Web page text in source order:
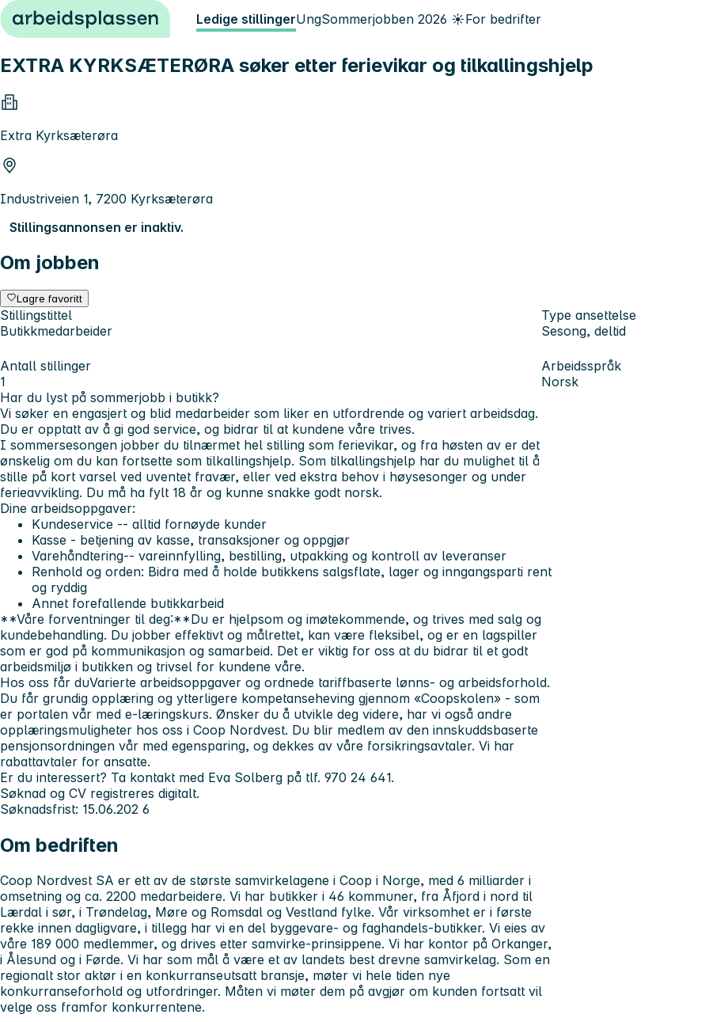
Hopp til innhold Ledige stillingerUngSommerjobben 2026 ☀️For bedrifter
EXTRA KYRKSÆTERØRA søker etter ferievikar og tilkallingshjelp
Extra Kyrksæterøra
Industriveien 1, 7200 Kyrksæterøra
Stillingsannonsen er inaktiv.
Om jobben
Lagre favoritt
Stillingstittel
Butikkmedarbeider
Type ansettelse
Sesong, deltid
Antall stillinger
1
Arbeidsspråk
Norsk
Har du lyst på sommerjobb i butikk?
Vi søker en engasjert og blid medarbeider som liker en utfordrende og variert arbeidsdag.
Du er opptatt av å gi god service, og bidrar til at kundene våre trives.
I sommersesongen jobber du tilnærmet hel stilling som ferievikar, og fra høsten av er det
ønskelig om du kan fortsette som tilkallingshjelp. Som tilkallingshjelp har du mulighet til å
stille på kort varsel ved uventet fravær, eller ved ekstra behov i høysesonger og under
ferieavvikling. Du må ha fylt 18 år og kunne snakke godt norsk.
Dine arbeidsoppgaver:
Kundeservice -- alltid fornøyde kunder
Kasse - betjening av kasse, transaksjoner og oppgjør
Varehåndtering-- vareinnfylling, bestilling, utpakking og kontroll av leveranser
Renhold og orden: Bidra med å holde butikkens salgsflate, lager og inngangsparti rent
og ryddig
Annet forefallende butikkarbeid
**Våre forventninger til deg:**Du er hjelpsom og imøtekommende, og trives med salg og
kundebehandling. Du jobber effektivt og målrettet, kan være fleksibel, og er en lagspiller
som er god på kommunikasjon og samarbeid. Det er viktig for oss at du bidrar til et godt
arbeidsmiljø i butikken og trivsel for kundene våre.
Hos oss får duVarierte arbeidsoppgaver og ordnede tariffbaserte lønns- og arbeidsforhold.
Du får grundig opplæring og ytterligere kompetanseheving gjennom «Coopskolen» - som
er portalen vår med e-læringskurs. Ønsker du å utvikle deg videre, har vi også andre
opplæringsmuligheter hos oss i Coop Nordvest. Du blir medlem av den innskuddsbaserte
pensjonsordningen vår med egensparing, og dekkes av våre forsikringsavtaler. Vi har
rabattavtaler for ansatte.
Er du interessert? Ta kontakt med Eva Solberg på tlf. 970 24 641.
Søknad og CV registreres digitalt.
Søknadsfrist: 15.06.202 6
Om bedriften
Coop Nordvest SA er ett av de største samvirkelagene i Coop i Norge, med 6 milliarder i
omsetning og ca. 2200 medarbeidere. Vi har butikker i 46 kommuner, fra Åfjord i nord til
Lærdal i sør, i Trøndelag, Møre og Romsdal og Vestland fylke. Vår virksomhet er i første
rekke innen dagligvare, i tillegg har vi en del byggevare- og faghandels-butikker. Vi eies av
våre 189 000 medlemmer, og drives etter samvirke-prinsippene. Vi har kontor på Orkanger,
i Ålesund og i Førde. Vi har som mål å være et av landets best drevne samvirkelag. Som en
regionalt stor aktør i en konkurranseutsatt bransje, møter vi hele tiden nye
konkurranseforhold og utfordringer. Måten vi møter dem på avgjør om kunden fortsatt vil
velge oss framfor konkurrentene.